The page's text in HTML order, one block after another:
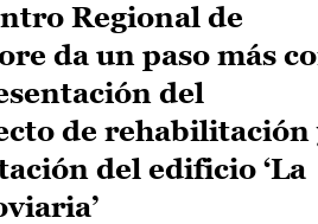
Regional de
da un paso más
del
de rehabilitación
del edificio ‘La